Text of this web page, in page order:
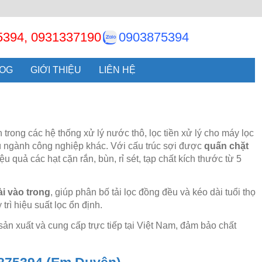
0931337190 0903875394
GIỚI THIỆU LIÊN HỆ
các hệ thống xử lý nước thô, lọc tiền xử lý cho máy lọc
công nghiệp khác. Với cấu trúc sợi được quấn chặt
quả các hạt cặn rắn, bùn, rỉ sét, tạp chất kích thước từ 5
vào trong, giúp phân bố tải lọc đồng đều và kéo dài tuổi thọ
hiệu suất lọc ổn định.
xuất và cung cấp trực tiếp tại Việt Nam, đảm bảo chất